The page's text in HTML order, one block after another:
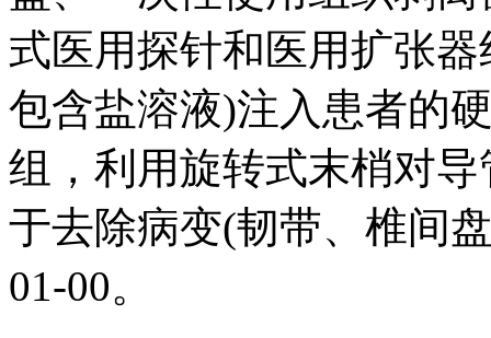
式医用探针和医用扩张
包含盐溶液)注入患者的
组，利用旋转式末梢对
于去除病变(韧带、椎间
01-00。